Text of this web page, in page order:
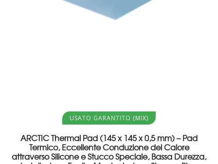
Aggiungi al carrello
USATO GARANTITO (MIX)
ARCTIC Thermal Pad (145 x 145 x 0,5 mm) – Pad
Termico, Eccellente Conduzione del Calore
attraverso Silicone e Stucco Speciale, Bassa Durezza,